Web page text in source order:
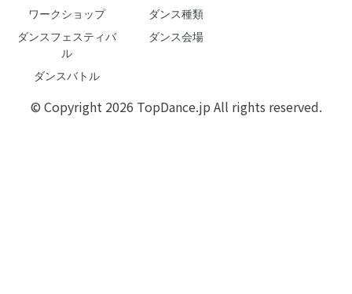
ワークショップ
ダンスフェスティバ
ル
ダンスバトル
ダンス種類
ダンス会場
© Copyright 2026 TopDance.jp All rights reserved.